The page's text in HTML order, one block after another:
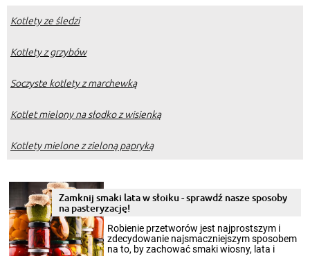
Kotlety ze śledzi
Kotlety z grzybów
Soczyste kotlety z marchewką
Kotlet mielony na słodko z wisienką
Kotlety mielone z zieloną papryką
Zamknij smaki lata w słoiku - sprawdź nasze sposoby
na pasteryzację!
Robienie przetworów jest najprostszym i
zdecydowanie najsmaczniejszym sposobem
na to, by zachować smaki wiosny, lata i